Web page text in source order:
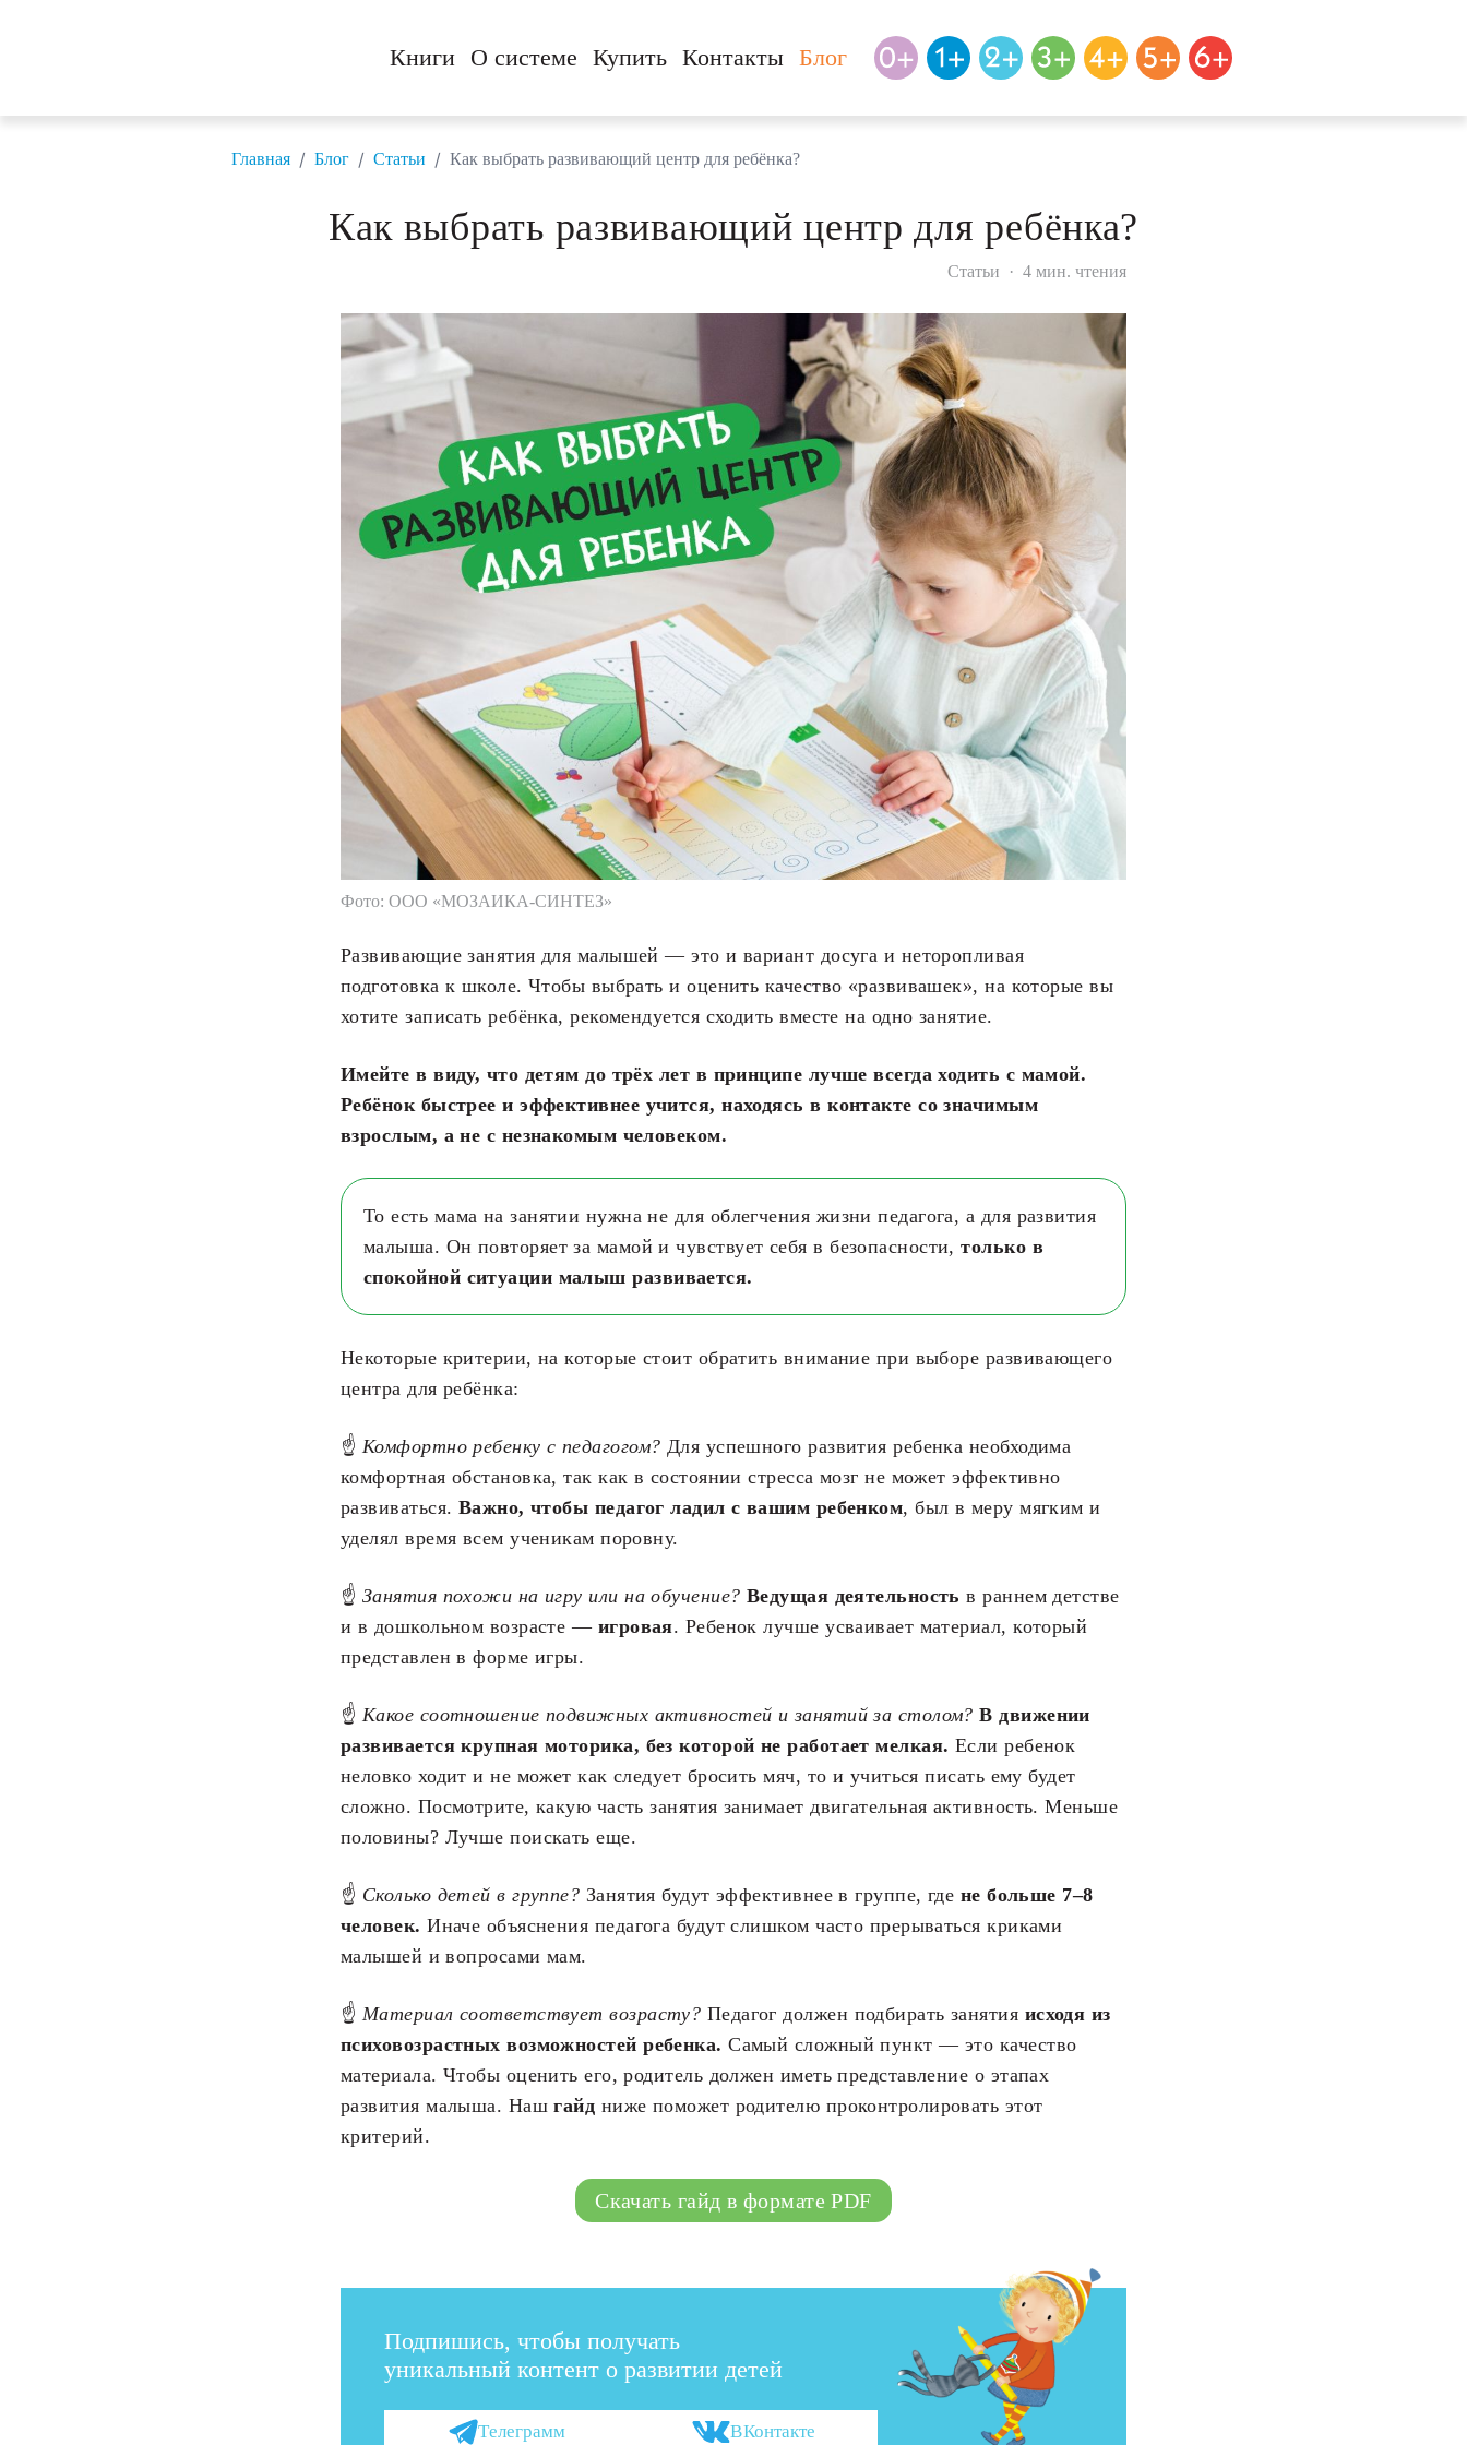
Книги О системе Купить Контакты Блог
Главная / Блог / Статьи / Как выбрать развивающий центр для ребёнка?
Как выбрать развивающий центр для ребёнка?
Статьи · 4 мин. чтения
Фото: ООО «МОЗАИКА-СИНТЕЗ»
Развивающие занятия для малышей — это и вариант досуга и неторопливая
подготовка к школе. Чтобы выбрать и оценить качество «развивашек», на которые вы
хотите записать ребёнка, рекомендуется сходить вместе на одно занятие.
Имейте в виду, что детям до трёх лет в принципе лучше всегда ходить с мамой.
Ребёнок быстрее и эффективнее учится, находясь в контакте со значимым
взрослым, а не с незнакомым человеком.
То есть мама на занятии нужна не для облегчения жизни педагога, а для развития
малыша. Он повторяет за мамой и чувствует себя в безопасности,только в
спокойной ситуации малыш развивается.
Некоторые критерии, на которые стоит обратить внимание при выборе развивающего
центра для ребёнка:
☝ Комфортно ребенку с педагогом? Для успешного развития ребенка необходима
комфортная обстановка, так как в состоянии стресса мозг не может эффективно
развиваться. Важно, чтобы педагог ладил с вашим ребенком, был в меру мягким и
уделял время всем ученикам поровну.
☝ Занятия похожи на игру или на обучение? Ведущая деятельность в раннем детстве
и в дошкольном возрасте — игровая. Ребенок лучше усваивает материал, который
представлен в форме игры.
☝ Какое соотношение подвижных активностей и занятий за столом? В движении
развивается крупная моторика, без которой не работает мелкая. Если ребенок
неловко ходит и не может как следует бросить мяч, то и учиться писать ему будет
сложно. Посмотрите, какую часть занятия занимает двигательная активность. Меньше
половины? Лучше поискать еще.
☝ Сколько детей в группе? Занятия будут эффективнее в группе, где не больше 7–8
человек. Иначе объяснения педагога будут слишком часто прерываться криками
малышей и вопросами мам.
☝ Материал соответствует возрасту? Педагог должен подбирать занятия исходя из
психовозрастных возможностей ребенка. Самый сложный пункт — это качество
материала. Чтобы оценить его, родитель должен иметь представление о этапах
развития малыша. Нашгайд ниже поможет родителю проконтролировать этот
критерий.
Скачать гайд в формате PDF
Подпишись, чтобы получать
уникальный контент о развитии детей
Телеграмм ВКонтакте